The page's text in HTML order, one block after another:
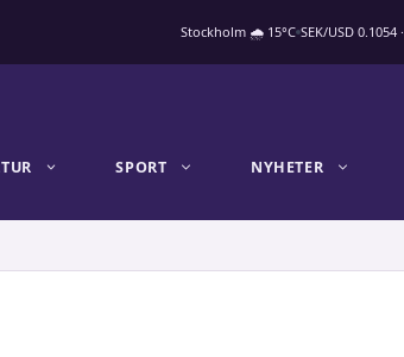
Stockholm 🌧 15°C SEK/USD 0.1054
SPORT NYHETER